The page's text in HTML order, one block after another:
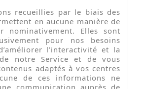
recueillies par le biais des
en aucune manière de
nominativement. Elles sont
pour nos besoins
l’interactivité et la
notre Service et de vous
adaptés à vos centres
de ces informations ne
communication auprès de